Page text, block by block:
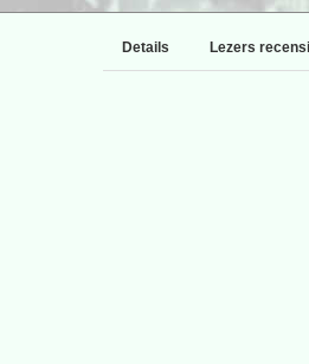
Details Lezers